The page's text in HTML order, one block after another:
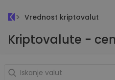
Vrednost kriptovalut
Kriptovalute -